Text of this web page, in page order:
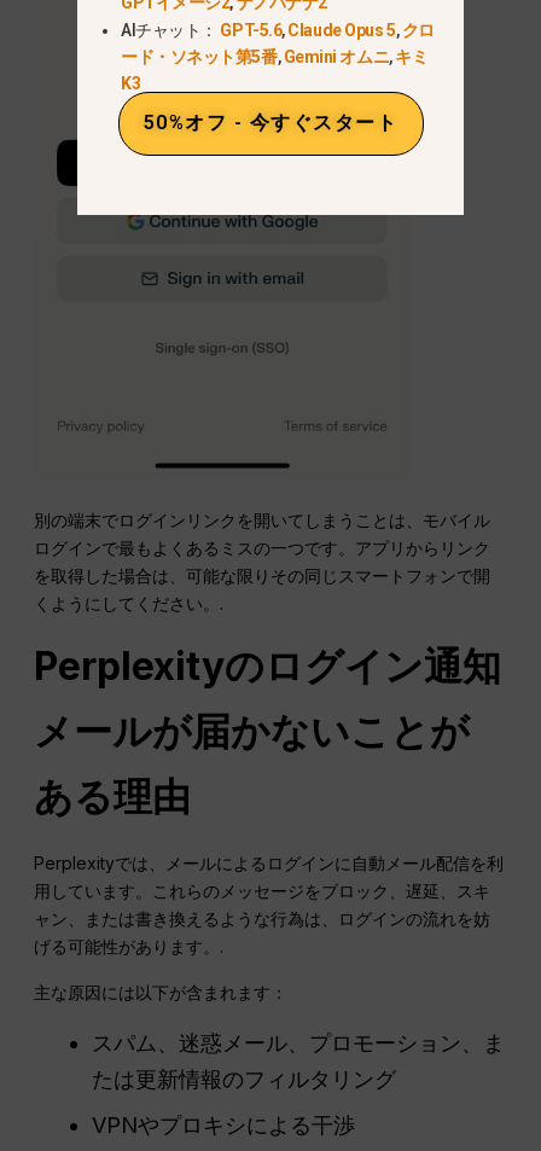
別の端末でログインリンクを開いてしまうことは、モバイル
ログインで最もよくあるミスの一つです。アプリからリンク
を取得した場合は、可能な限りその同じスマートフォンで開
くようにしてください。.
Perplexityのログイン通知
メールが届かないことが
ある理由
Perplexityでは、メールによるログインに自動メール配信を利
用しています。これらのメッセージをブロック、遅延、スキ
ャン、または書き換えるような行為は、ログインの流れを妨
げる可能性があります。.
主な原因には以下が含まれます：
スパム、迷惑メール、プロモーション、ま
たは更新情報のフィルタリング
VPNやプロキシによる干渉
AIチャット： GPT-5.6,Claude Opus 5,クロ
ード・ソネット第5番,Gemini オムニ,キミ
K3
50%オフ - 今すぐスタート